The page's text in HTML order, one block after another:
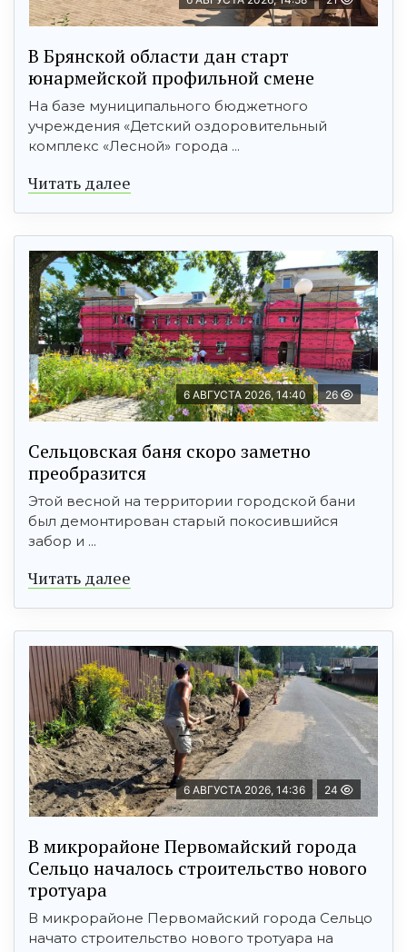
В Брянской области дан старт
юнармейской профильной смене
На базе муниципального бюджетного
учреждения «Детский оздоровительный
комплекс «Лесной» города ...
Читать далее
6 АВГУСТА 2026, 14:40 26
Сельцовская баня скоро заметно
преобразится
Этой весной на территории городской бани
был демонтирован старый покосившийся
забор и ...
Читать далее
6 АВГУСТА 2026, 14:36 24
В микрорайоне Первомайский города
Сельцо началось строительство нового
тротуара
В микрорайоне Первомайский города Сельцо
начато строительство нового тротуара на